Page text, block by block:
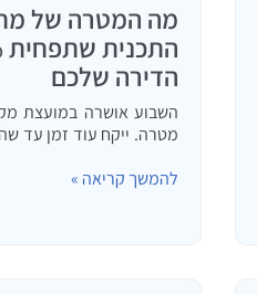
מה המטרה של
הדירה שלכם
השבוע אושרה במועצת
מטרה. ייקח עוד זמן עד
היד על הדופק. פרטים
להמשך קריאה »